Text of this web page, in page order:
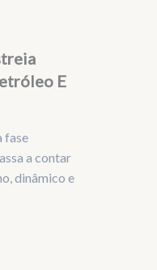
E
fase
a contar
dinâmico e